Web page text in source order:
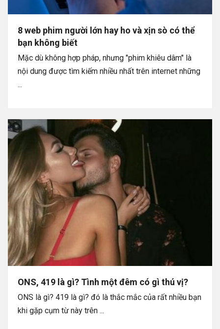
8 web phim người lớn hay ho và xịn sò có thể
bạn không biết
Mặc dù không hợp pháp, nhưng "phim khiêu dâm" là
nội dung được tìm kiếm nhiều nhất trên internet những
...
ONS, 419 là gì? Tình một đêm có gì thú vị?
ONS là gì? 419 là gì? đó là thắc mắc của rất nhiều bạn
khi gặp cụm từ này trên ...